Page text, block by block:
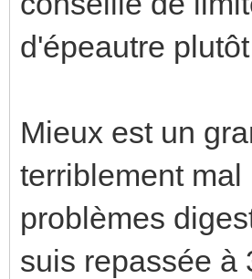
d'épeautre
Mieux est un
terriblement
problèmes
suis repassée à